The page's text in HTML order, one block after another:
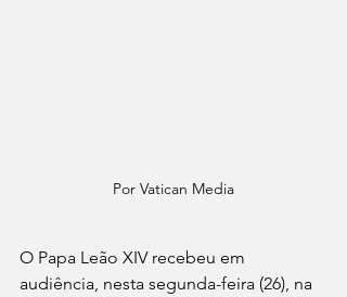
Por Vatican Media
O Papa Leão XIV recebeu em
audiência, nesta segunda-feira (26), na